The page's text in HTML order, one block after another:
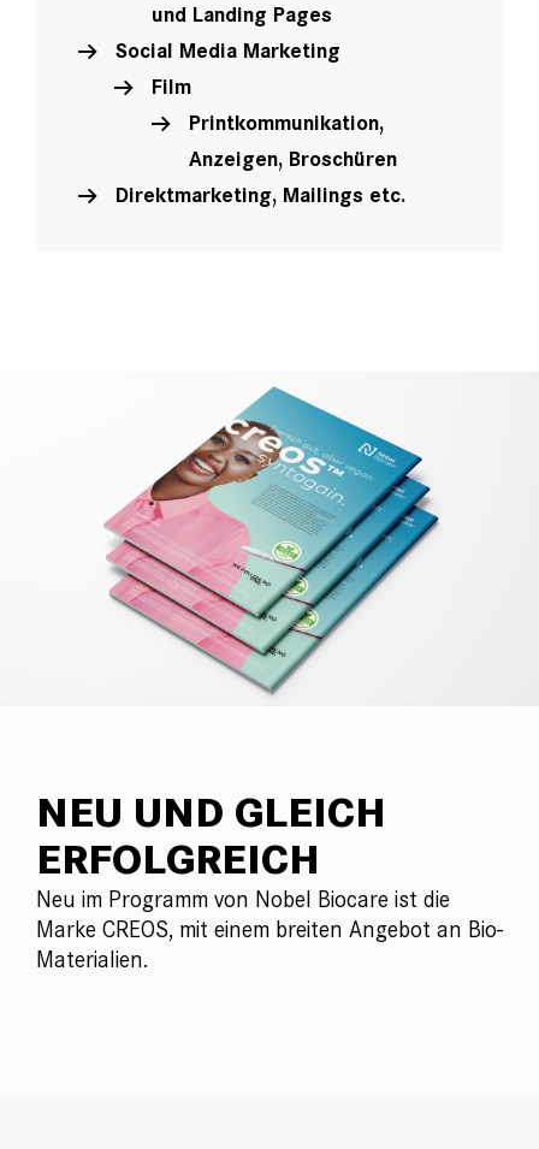
und Landing Pages
Social Media Marketing
Film
Printkommunikation,
Anzeigen, Broschüren
Direktmarketing, Mailings etc.
NEU UND GLEICH
ERFOLGREICH
Neu im Programm von Nobel Biocare ist die
Marke CREOS, mit einem breiten Angebot an Bio-
Materialien.